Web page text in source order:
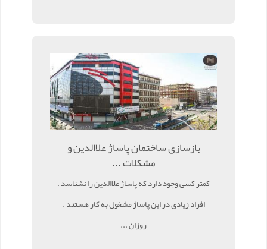
بازسازی ساختمان پاساژ علاالدین و
مشکلات ...
کمتر کسی وجود دارد که پاساژ علاالدین را نشناسد .
افراد زیادی در این پاساژ مشغول به کار هستند .
روزان ...